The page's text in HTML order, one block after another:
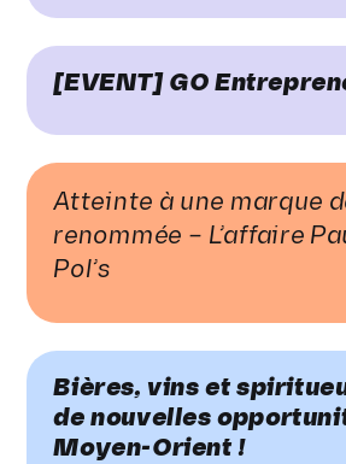
[EVENT] GO
Atteinte à une marque
renommée – L’affaire
Pol’s
Bières, vins et
de nouvelles
Moyen-Orient !